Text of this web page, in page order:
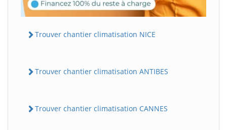
Trouver chantier climatisation NICE
Trouver chantier climatisation ANTIBES
Trouver chantier climatisation CANNES